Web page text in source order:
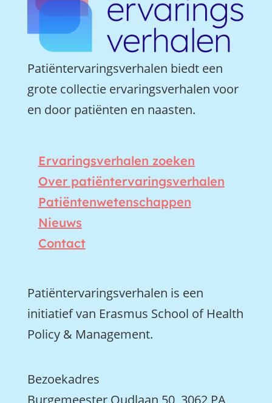
Patiëntervaringsverhalen biedt een
grote collectie ervaringsverhalen voor
en door patiënten en naasten.
Ervaringsverhalen zoeken
Over patiëntervaringsverhalen
Patiëntenwetenschappen
Nieuws
Contact
Patiëntervaringsverhalen is een
initiatief van Erasmus School of Health
Policy & Management.
Bezoekadres